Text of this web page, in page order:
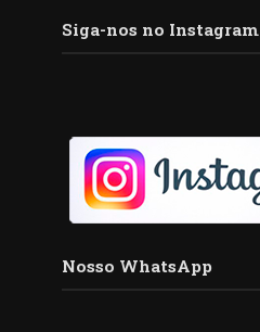
Siga-nos no Instagram
Nosso WhatsApp